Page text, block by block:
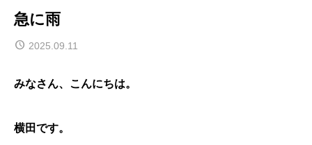
急に雨
2025.09.11
みなさん、こんにちは。
横田です。